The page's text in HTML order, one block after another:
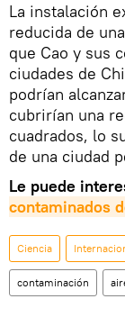
La instalación
reducida de
que Cao y sus
ciudades de
podrían
cubrirían una
cuadrados, lo
de una ciudad
Le puede
contaminados
Ciencia
contaminación